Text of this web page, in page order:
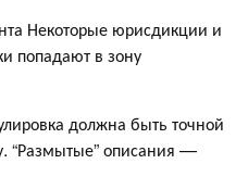
Некоторые юрисдикции и
попадают в зону
должна быть точной
“Размытые” описания —